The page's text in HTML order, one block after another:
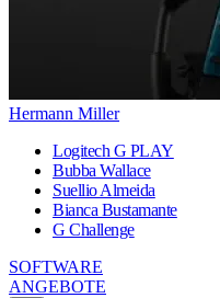
Hermann Miller
Logitech G PLAY
Bubba Wallace
Suellio Almeida
Bianca Bustamante
G Challenge
SOFTWARE
ANGEBOTE